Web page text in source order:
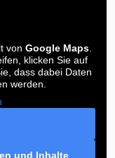
von Google Maps.
klicken Sie auf
dass dabei Daten
werden.
und Inhalte